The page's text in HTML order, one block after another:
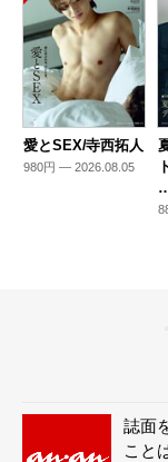
愛とSEX/寺西拓人
980円 — 2026.08.05
誌面
こと